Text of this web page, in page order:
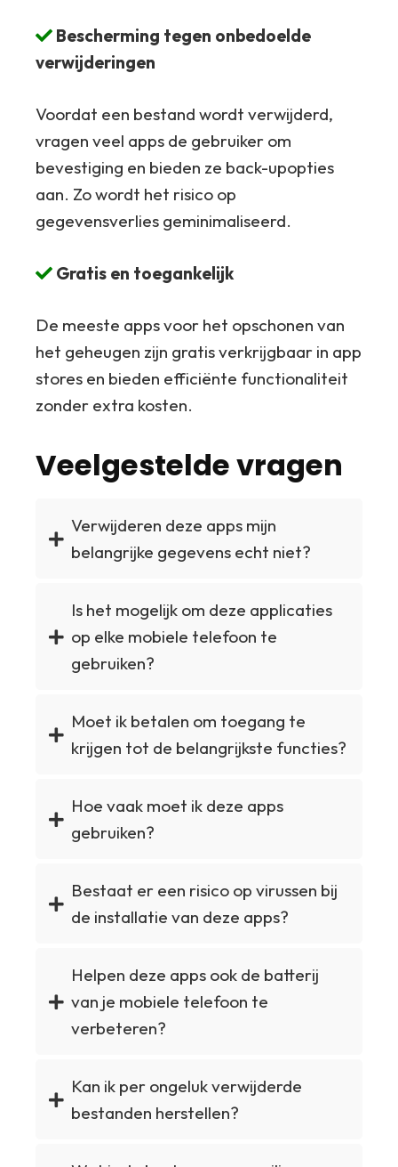
Bescherming tegen onbedoelde
verwijderingen
Voordat een bestand wordt verwijderd,
vragen veel apps de gebruiker om
bevestiging en bieden ze back-upopties
aan. Zo wordt het risico op
gegevensverlies geminimaliseerd.
Gratis en toegankelijk
De meeste apps voor het opschonen van
het geheugen zijn gratis verkrijgbaar in app
stores en bieden efficiënte functionaliteit
zonder extra kosten.
Veelgestelde vragen
Verwijderen deze apps mijn
belangrijke gegevens echt niet?
Is het mogelijk om deze applicaties
op elke mobiele telefoon te
gebruiken?
Moet ik betalen om toegang te
krijgen tot de belangrijkste functies?
Hoe vaak moet ik deze apps
gebruiken?
Bestaat er een risico op virussen bij
de installatie van deze apps?
Helpen deze apps ook de batterij
van je mobiele telefoon te
verbeteren?
Kan ik per ongeluk verwijderde
bestanden herstellen?